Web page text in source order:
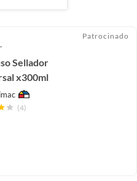
Sellador
x300ml
(4)
Patrocinado